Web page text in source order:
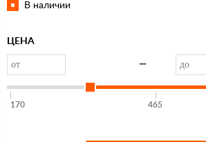
В наличии
ЦЕНА
—
170 465